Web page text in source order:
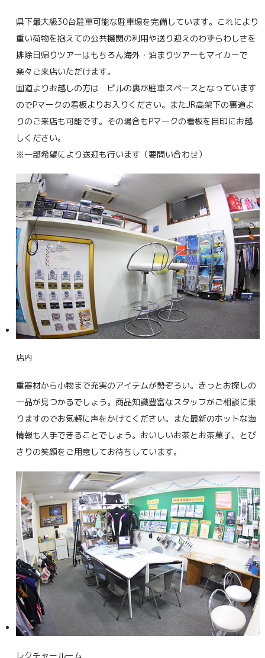
県下最大級30台駐車可能な駐車場を完備しています。これにより
重い荷物を抱えての公共機関の利用や送り迎えのわずらわしさを
排除日帰りツアーはもちろん海外・泊まりツアーもマイカーで
楽々ご来店いただけます。
国道よりお越しの方は ビルの裏が駐車スペースとなっています
のでPマークの看板よりお入りください。またJR高架下の裏道よ
りのご来店も可能です。その場合もPマークの看板を目印にお越
しください。
※一部希望により送迎も行います（要問い合わせ）
店内
重器材から小物まで充実のアイテムが勢ぞろい。きっとお探しの
一品が見つかるでしょう。商品知識豊富なスタッフがご相談に乗
りますのでお気軽に声をかけてください。また最新のホットな海
情報も入手できることでしょう。おいしいお茶とお茶菓子、とび
きりの笑顔をご用意してお待ちしています。
レクチャールーム